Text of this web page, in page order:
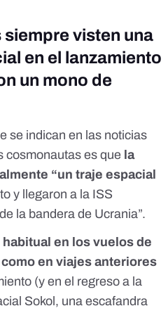
visten una
en el lanzamiento
un mono de
se indican en las noticias
cosmonautas es que la
“un traje espacial
y llegaron a la ISS
la bandera de Ucrania”.
en los vuelos de
en viajes anteriores
(y en el regreso a la
Sokol , una escafandra